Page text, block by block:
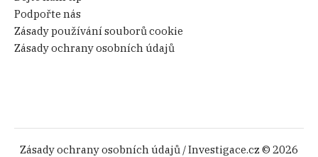
Podpořte nás
Zásady používání souborů cookie
Zásady ochrany osobních údajů
Zásady ochrany osobních údajů / Investigace.cz © 2026